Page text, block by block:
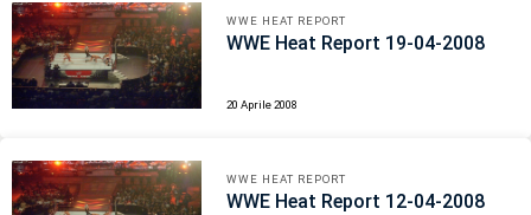
WWE HEAT REPORT
WWE Heat Report 19-04-2008
20 Aprile 2008
WWE HEAT REPORT
WWE Heat Report 12-04-2008